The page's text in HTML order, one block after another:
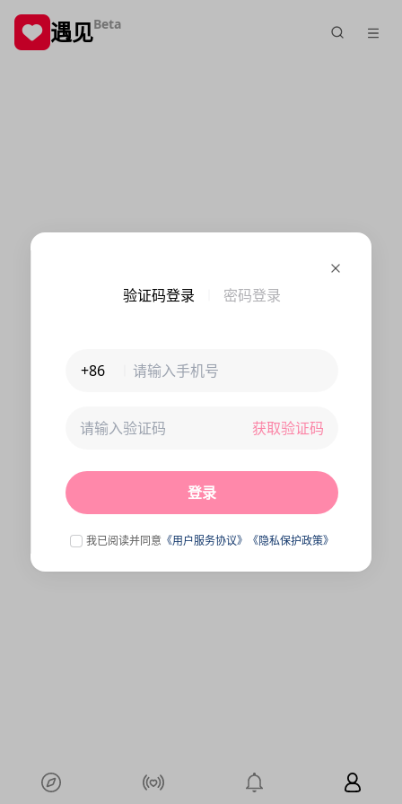
验证码登录 密码登录
+86
获取验证码
登录
我已阅读并同意 《用户服务协议》 《隐私保护政策》
遇见Beta
未连接到服务器,刷新一下试试